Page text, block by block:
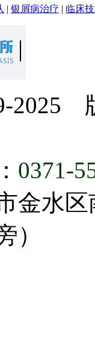
| 银屑病治疗 | 临床
2025
0371-
金水
）